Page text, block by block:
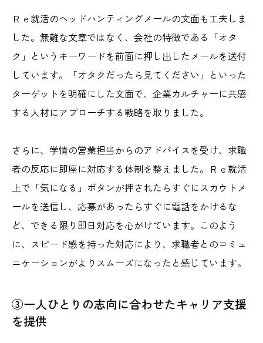
Ｒｅ就活のヘッドハンティングメールの文面も工夫しま
した。無難な文章ではなく、会社の特徴である「オタ
ク」というキーワードを前面に押し出したメールを送付
しています。「オタクだったら見てください」といった
ターゲットを明確にした文面で、企業カルチャーに共感
する人材にアプローチする戦略を取りました。
さらに、学情の営業担当からのアドバイスを受け、求職
者の反応に即座に対応する体制を整えました。Ｒｅ就活
上で「気になる」ボタンが押されたらすぐにスカウトメ
ールを送信し、応募があったらすぐに電話をかけるな
ど、できる限り即日対応を心がけています。このよう
に、スピード感を持った対応により、求職者とのコミュ
ニケーションがよりスムーズになったと感じています。
③一人ひとりの志向に合わせたキャリア支援
を提供